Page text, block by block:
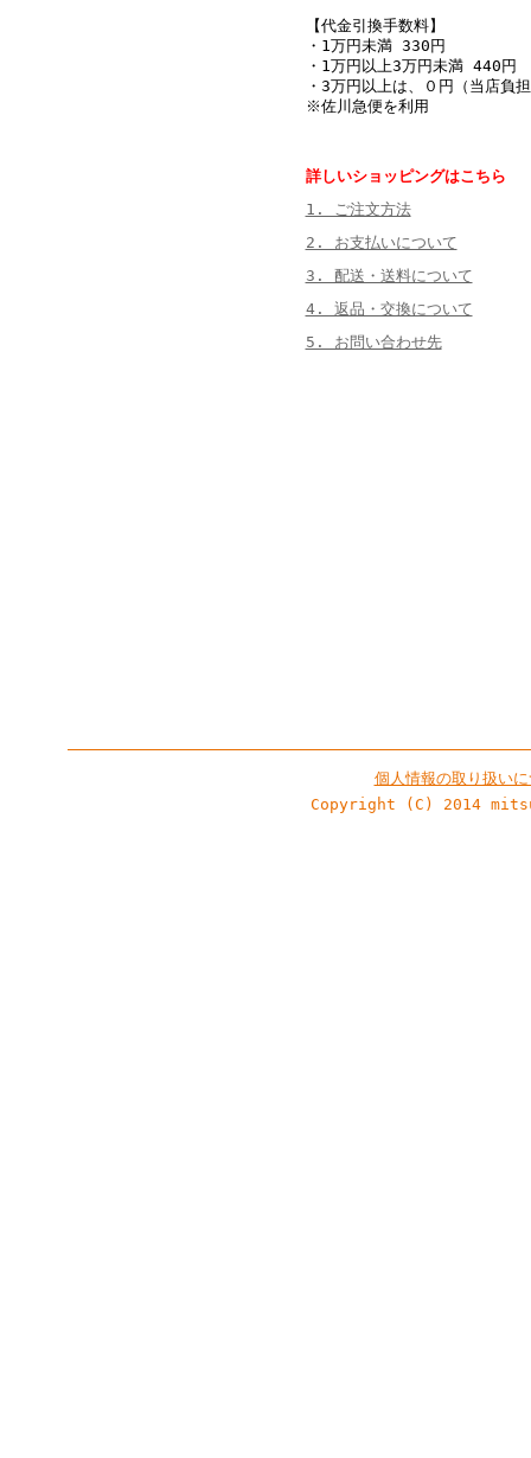
【代金引換手数料】
・1万円未満 330円
・1万円以上3万円未満 440円
・3万円以上は、０円（当店負
※佐川急便を利用
詳しいショッピングはこちら
1. ご注文方法
2. お支払いについて
3. 配送・送料について
4. 返品・交換について
5. お問い合わせ先
個人情報の取り扱い
Copyright (C) 2014